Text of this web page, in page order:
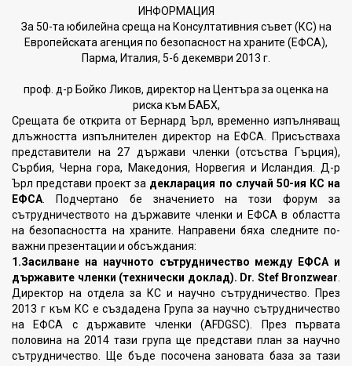
ИНФОРМАЦИЯ
За 50-та юбилейна среща на Консултативния съвет (КС) на
Европейската агенция по безопасност на храните (ЕФСА),
Парма, Италия, 5-6 декември 2013 г.
проф. д-р Бойко Ликов, директор на Центъра за оценка на
риска към БАБХ,
Срещата бе открита от Бернард Ърл, временно изпълняващ
длъжността изпълнителен директор на ЕФСА. Присъстваха
представители на 27 държави членки(отсъства Гърция),
Сърбия, Черна гора, Македония, Норвегия и Исландия. Д-р
Ърлпредстави проект за декларация по случай 50-ия КС на
ЕФСА . Подчертано бе значението на този форум за
сътрудничеството на държавите членки и ЕФСА в областта
на безопасността на храните. Направени бяха следните по-
важни презентации и обсъждания:
1.Засилване на научното сътрудничество между ЕФСА и
държавите членки (технически доклад). Dr. Stef Bronzwear
Директор на отдела за КС и научно сътрудничество. През
2013 г към КС е създадена Група за научно сътрудничество
на ЕФСА с държавите членки (AFDGSC). През първата
половина на 2014 тази група ще представи план за научно
сътрудничество. Ще бъде посочена зановата база за тази